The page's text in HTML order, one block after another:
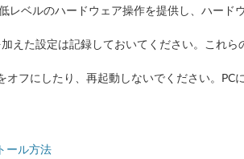
レベルのハードウェア操作を提供し、ハード
えた設定は記録しておいてください。これ
オフにしたり、再起動しないでください。PC
ール方法